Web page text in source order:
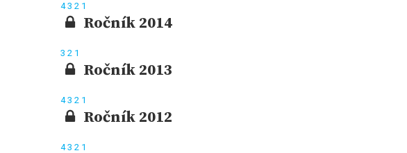
43 2 1
Ročník 2014
3 2 1
Ročník 2013
43 2 1
Ročník 2012
43 2 1